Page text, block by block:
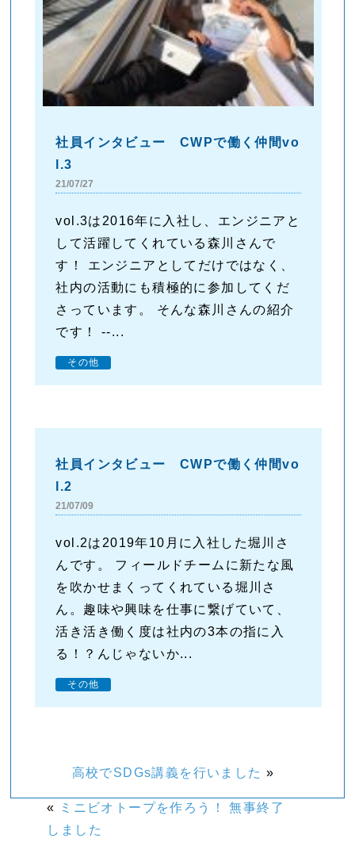
社員インタビュー CWPで働く仲間vo
l.3
21/07/27
vol.3は2016年に入社し、エンジニアと
して活躍してくれている森川さんで
す！ エンジニアとしてだけではなく、
社内の活動にも積極的に参加してくだ
さっています。 そんな森川さんの紹介
です！ --...
その他
社員インタビュー CWPで働く仲間vo
l.2
21/07/09
vol.2は2019年10月に入社した堀川さ
んです。 フィールドチームに新たな風
を吹かせまくってくれている堀川さ
ん。趣味や興味を仕事に繋げていて、
活き活き働く度は社内の3本の指に入
る！？んじゃないか...
その他
高校でSDGs講義を行いました »
«
ミニビオトープを作ろう！ 無事終了
しました